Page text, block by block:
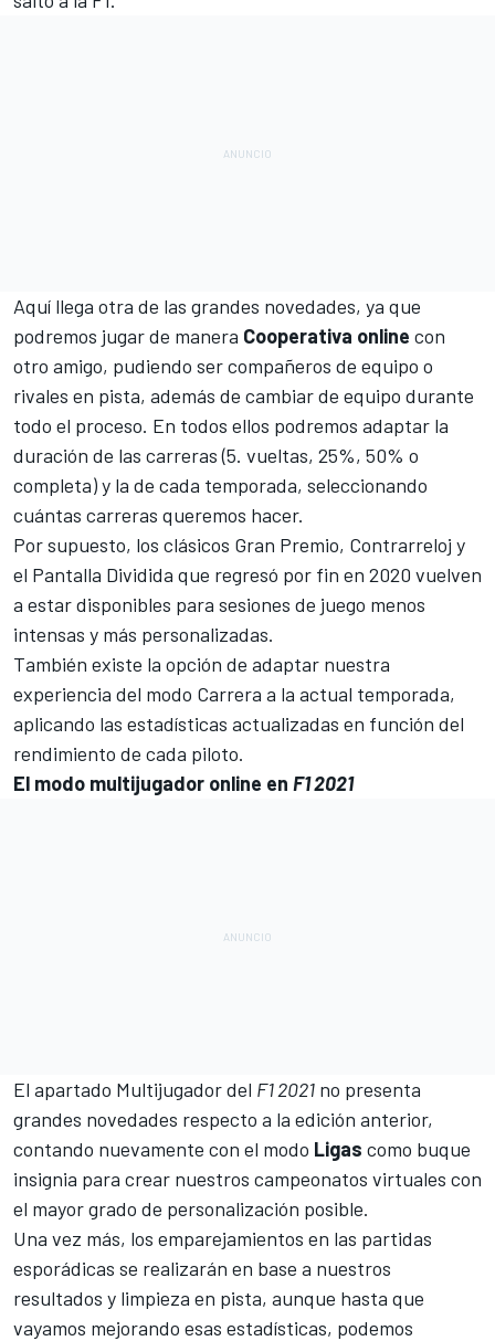
Aquí llega otra de las grandes novedades, ya que
podremos jugar de manera Cooperativa online con
otro amigo, pudiendo ser compañeros de equipo o
rivales en pista, además de cambiar de equipo durante
todo el proceso. En todos ellos podremos adaptar la
duración de las carreras (5. vueltas, 25%, 50% o
completa) y la de cada temporada, seleccionando
cuántas carreras queremos hacer.
Por supuesto, los clásicos Gran Premio, Contrarreloj y
el Pantalla Dividida que regresó por fin en 2020 vuelven
a estar disponibles para sesiones de juego menos
intensas y más personalizadas.
También existe la opción de adaptar nuestra
experiencia del modo Carrera a la actual temporada,
aplicando las estadísticas actualizadas en función del
rendimiento de cada piloto.
El modo multijugador online en F1 2021
El apartado Multijugador del F1 2021 no presenta
grandes novedades respecto a la edición anterior,
contando nuevamente con el modo Ligas como buque
insignia para crear nuestros campeonatos virtuales con
el mayor grado de personalización posible.
Una vez más, los emparejamientos en las partidas
esporádicas se realizarán en base a nuestros
resultados y limpieza en pista, aunque hasta que
vayamos mejorando esas estadísticas, podemos